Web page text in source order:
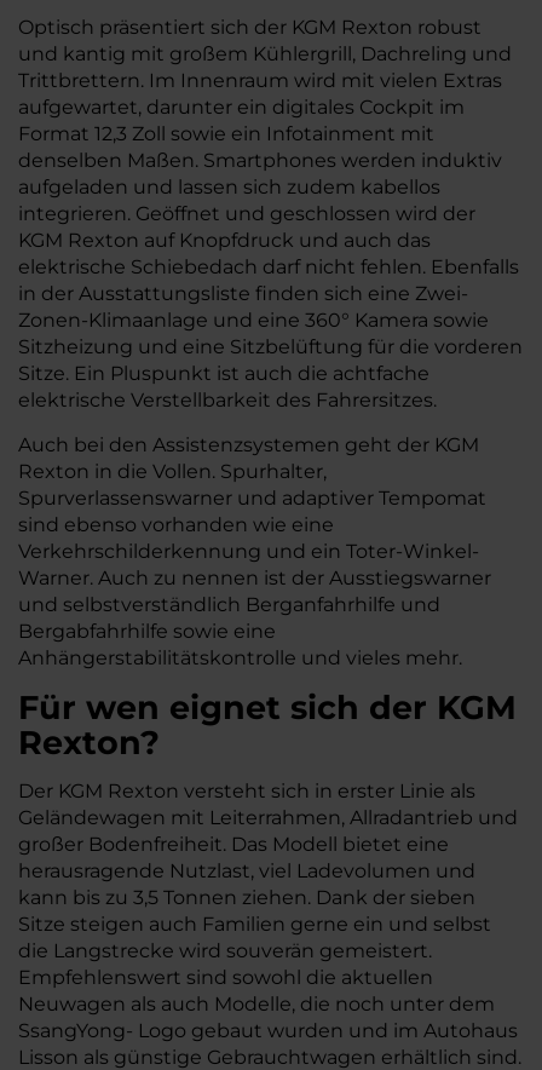
Optisch präsentiert sich der KGM Rexton robust
und kantig mit großem Kühlergrill, Dachreling und
Trittbrettern. Im Innenraum wird mit vielen Extras
aufgewartet, darunter ein digitales Cockpit im
Format 12,3 Zoll sowie ein Infotainment mit
denselben Maßen. Smartphones werden induktiv
aufgeladen und lassen sich zudem kabellos
integrieren. Geöffnet und geschlossen wird der
KGM Rexton auf Knopfdruck und auch das
elektrische Schiebedach darf nicht fehlen. Ebenfalls
in der Ausstattungsliste finden sich eine Zwei-
Zonen-Klimaanlage und eine 360° Kamera sowie
Sitzheizung und eine Sitzbelüftung für die vorderen
Sitze. Ein Pluspunkt ist auch die achtfache
elektrische Verstellbarkeit des Fahrersitzes.
Auch bei den Assistenzsystemen geht der KGM
Rexton in die Vollen. Spurhalter,
Spurverlassenswarner und adaptiver Tempomat
sind ebenso vorhanden wie eine
Verkehrschilderkennung und ein Toter-Winkel-
Warner. Auch zu nennen ist der Ausstiegswarner
und selbstverständlich Berganfahrhilfe und
Bergabfahrhilfe sowie eine
Anhängerstabilitätskontrolle und vieles mehr.
Für wen eignet sich der KGM
Rexton?
Der KGM Rexton versteht sich in erster Linie als
Geländewagen mit Leiterrahmen, Allradantrieb und
großer Bodenfreiheit. Das Modell bietet eine
herausragende Nutzlast, viel Ladevolumen und
kann bis zu 3,5 Tonnen ziehen. Dank der sieben
Sitze steigen auch Familien gerne ein und selbst
die Langstrecke wird souverän gemeistert.
Empfehlenswert sind sowohl die aktuellen
Neuwagen als auch Modelle, die noch unter dem
SsangYong- Logo gebaut wurden und im Autohaus
Lisson als günstige Gebrauchtwagen erhältlich sind.